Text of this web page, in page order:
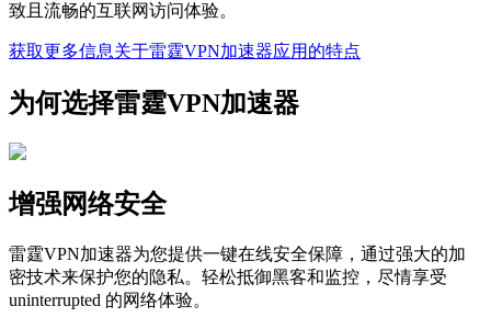
致且流畅的互联网访问体验。
获取更多信息关于雷霆VPN加速器应用的特点
为何选择雷霆VPN加速器
增强网络安全
雷霆VPN加速器为您提供一键在线安全保障，通过强大的加
密技术来保护您的隐私。轻松抵御黑客和监控，尽情享受
uninterrupted 的网络体验。